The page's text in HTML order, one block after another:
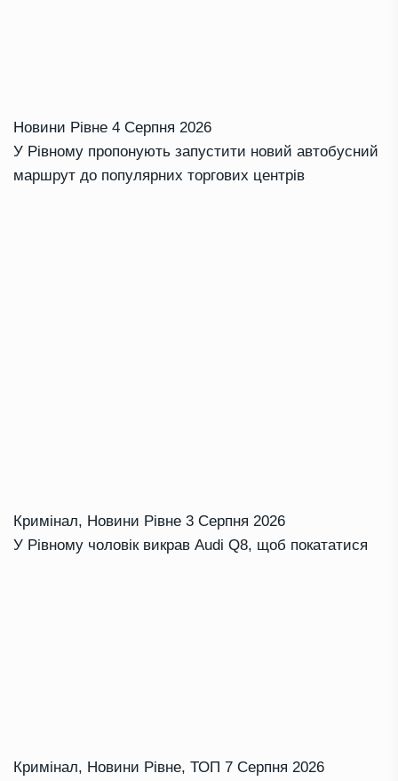
Новини Рівне 4 Серпня 2026
У Рівному пропонують запустити новий автобусний
маршрут до популярних торгових центрів
Кримінал, Новини Рівне 3 Серпня 2026
У Рівному чоловік викрав Audi Q8, щоб покататися
Кримінал, Новини Рівне, ТОП 7 Серпня 2026